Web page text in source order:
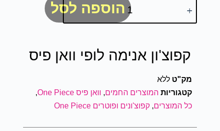
הוספה לסל
קפוצ'ון אנימה לופי וואן פיס
מק"ט ללא
קטגוריות המוצרים החמים, וואן פיס One Piece
,
כל המוצרים, קפוצ'ונים ופוטרים One Piece